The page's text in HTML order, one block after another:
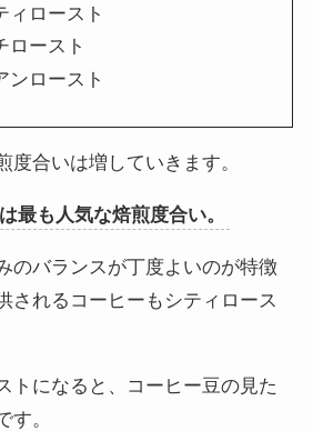
ィロースト
ロースト
ンロースト
度合いは増していきます。
最も人気な焙煎度合い。
のバランスが丁度よいのが特徴
されるコーヒーもシティロース
トになると、コーヒー豆の見た
す。